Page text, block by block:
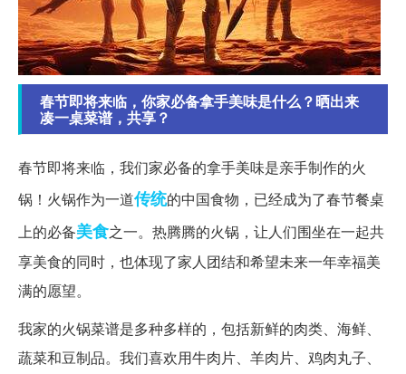
春节即将来临，你家必备拿手美味是什么？晒出来
凑一桌菜谱，共享？
春节即将来临，我们家必备的拿手美味是亲手制作的火
锅！火锅作为一道传统的中国食物，已经成为了春节餐桌
上的必备美食之一。热腾腾的火锅，让人们围坐在一起共
享美食的同时，也体现了家人团结和希望未来一年幸福美
满的愿望。
我家的火锅菜谱是多种多样的，包括新鲜的肉类、海鲜、
蔬菜和豆制品。我们喜欢用牛肉片、羊肉片、鸡肉丸子、